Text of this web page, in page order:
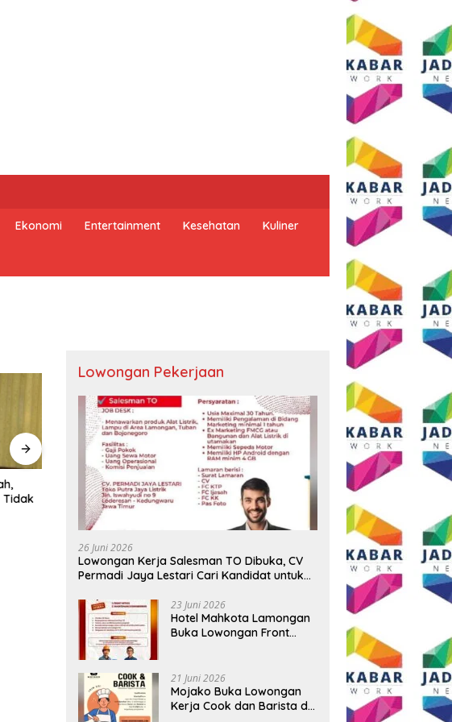
Ekonomi Entertainment Kesehatan Kuliner
Tidak
Bukan Sekadar Ngopi, Presiden
LIRA Andi Syafrani
Konsolidasikan Kekuatan
Organisasi di Malang
Sambut HUT RI ke-81, Grand
Mercure Malang Mirama Gelar
Opening Ceremony Olimpiade
Agustusan 2026
Lowongan Pekerjaan
26 Juni 2026
Lowongan Kerja Salesman TO Dibuka, CV
Permadi Jaya Lestari Cari Kandidat untuk
23 Juni 2026
Hotel Mahkota Lamongan
Buka Lowongan Front
Syaratnya
21 Juni 2026
Mojako Buka Lowongan
Kerja Cook dan Barista di